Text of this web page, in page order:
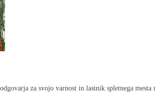
za svojo varnost in lastnik spletnega